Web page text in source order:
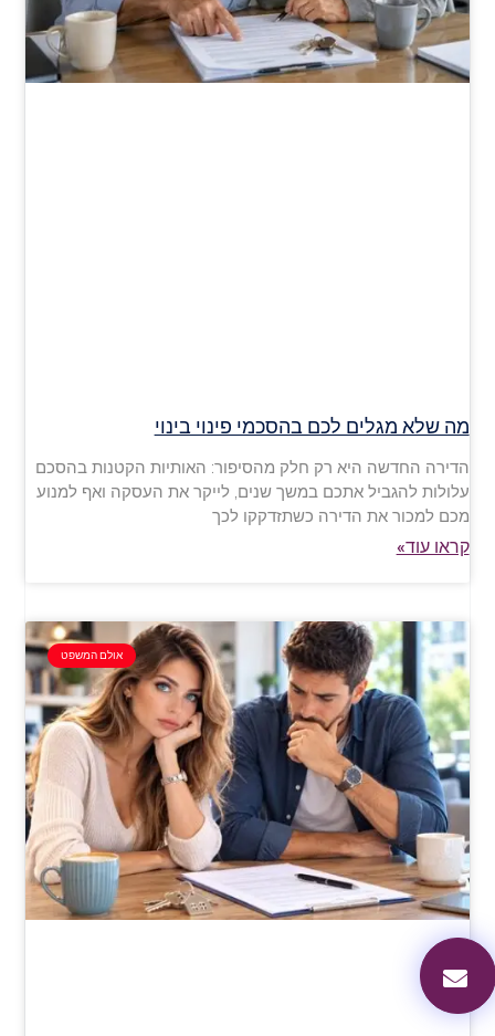
מה שלא מגלים לכם בהסכמי פינוי בינוי
הדירה החדשה היא רק חלק מהסיפור: האותיות הקטנות בהסכם
עלולות להגביל אתכם במשך שנים, לייקר את העסקה ואף למנוע
מכם למכור את הדירה כשתזדקקו לכך
קראו עוד»
אולם המשפט